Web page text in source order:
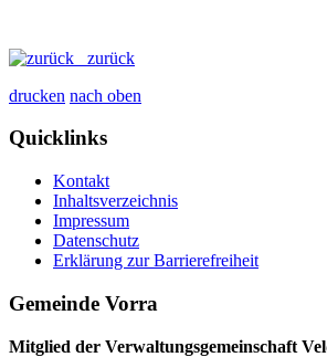
zurück
drucken nach oben
Quicklinks
Kontakt
Inhaltsverzeichnis
Impressum
Datenschutz
Erklärung zur Barrierefreiheit
Gemeinde Vorra
Mitglied der Verwaltungsgemeinschaft